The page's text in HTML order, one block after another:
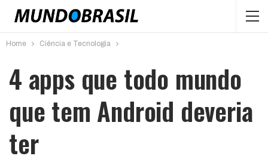
Home Ciência e Tecnologia
4 apps que todo mundo
que tem Android deveria
ter